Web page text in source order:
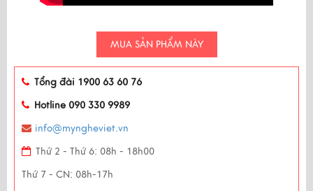
MUA SẢN PHẨM NÀY
Tổng đài 1900 63 60 76
Hotline 090 330 9989
info@myngheviet.vn
Thứ 2 - Thứ 6: 08h - 18h00
Thứ 7 - CN: 08h-17h